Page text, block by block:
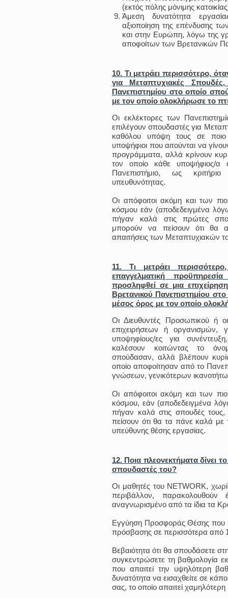
(εκτός πόλης μόνιμης
Άμεση δυνατότητα
αξιοποίηση της επένδυσης
και στην Ευρώπη, λόγω της
αποφοίτων των Βρετανικών
10. Τι μετράει περισσότερο,
για Μεταπτυχιακές
Πανεπιστημίου στο οποίο
με τον οποίο ολοκλήρωσε το
Οι εκλέκτορες των
επιλέγουν σπουδαστές για
καθόλου υπόψη τους σε ποιο
υποψήφιοι που αιτούνται να
προγράμματα, αλλά κρίνουν
τον οποίο κάθε υποψήφιος/α
Πανεπιστήμιο, ως
υπευθυνότητας.
Οι απόφοιτοι ακόμη και των
κόσμου εάν (αποδεδειγμένα
πήγαν καλά στις πρώτες
μπορούν να πείσουν ότι θα
απαιτήσεις των Μεταπτυχιακών
11. Τι μετράει
επαγγελματική
προσληφθεί σε μια
Βρετανικού Πανεπιστημίου
μέσος όρος με τον οποίο
Οι Διευθυντές Προσωπικού ή
επιχειρήσεων ή οργανισμών,
υποψηφίους/ες για
καλέσουν κοιτώντας το
σπούδασαν, αλλά βλέπουν
οποίο αποφοίτησαν από το
γνώσεων, γενικότερων
Οι απόφοιτοι ακόμη και των
κόσμου, εάν (αποδεδειγμένα
πήγαν καλά στις σπουδές τους,
πείσουν ότι θα τα πάνε καλά με
υπεύθυνης θέσης εργασίας.
12. Ποια πλεονεκτήματα δίνει
σπουδαστές του?
Οι μαθητές του NETWORK,
περιβάλλον, παρακολουθούν
αναγνωρισμένο από τα ίδια τα
Εγγύηση Προσφοράς Θέσης που
πρόσβασης σε περισσότερα από
Βεβαιότητα ότι θα σπουδάσετε
συγκεντρώσετε τη βαθμολογία
που απαιτεί την υψηλότερη
δυνατότητα να εισαχθείτε σε
σας, το οποίο απαιτεί